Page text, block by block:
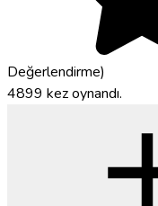
Değerlendirme)
4899 kez oynandı.